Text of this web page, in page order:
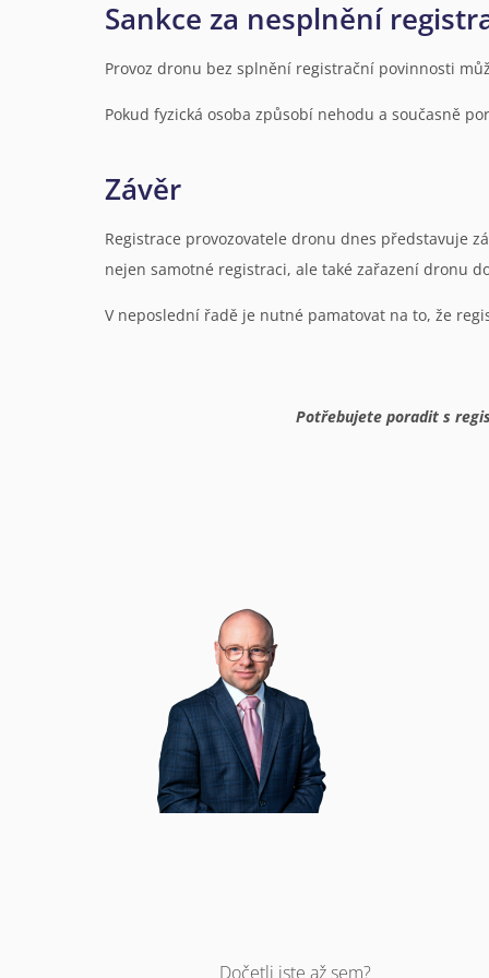
Sankce za nesplnění
Provoz dronu bez splnění registrační povinnosti
Pokud fyzická osoba způsobí nehodu a současně
Závěr
Registrace provozovatele dronu dnes představuje
nejen samotné registraci, ale také zařazení dronu
V neposlední řadě je nutné pamatovat na to, že
Potřebujete poradit s
Dočetli jste až sem?